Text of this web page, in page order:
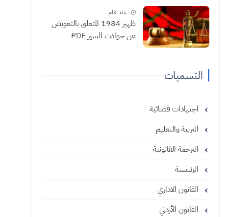
منذ عام
ظهير 1984 المتعلق بالتعويض
عن حوادث السير PDF
التسميات
اجتهادات قضائية
التربية والتعليم
الترجمة القانونية
الرئيسية
القانون الاداري
القانون الأردني